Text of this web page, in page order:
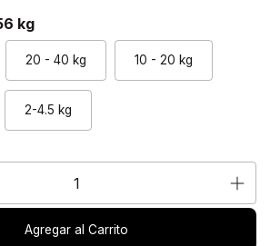
kg
20 - 40 kg 10 - 20 kg
2-4.5 kg
Agregar al Carrito